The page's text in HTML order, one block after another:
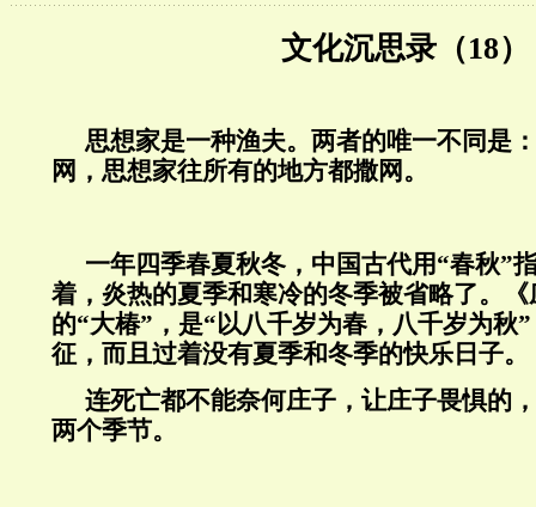
文化沉思录（18）
思想家是一种渔夫。两者的唯一不同是
网，思想家往所有的地方都撒网。
一年四季春夏秋冬，中国古代用“春秋”
着，炎热的夏季和寒冷的冬季被省略了。《
的“大椿”，是“以八千岁为春，八千岁为秋
征，而且过着没有夏季和冬季的快乐日子。
连死亡都不能奈何庄子，让庄子畏惧的
两个季节。